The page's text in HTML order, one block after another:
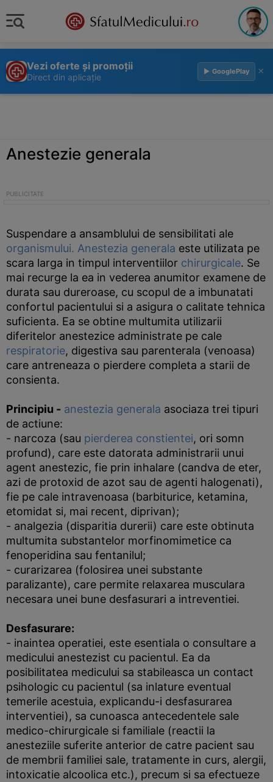
Vezi oferte și promoții
Direct din aplicație
▶ GooglePlay ×
Anestezie generala
Suspendare a ansamblului de sensibilitati ale
organismului. Anestezia generala este utilizata pe
scara larga in timpul interventiilor chirurgicale. Se
mai recurge la ea in vederea anumitor examene de
durata sau dureroase, cu scopul de a imbunatati
confortul pacientului si a asigura o calitate tehnica
suficienta. Ea se obtine multumita utilizarii
diferitelor anestezice administrate pe cale
respiratorie, digestiva sau parenterala (venoasa)
care antreneaza o pierdere completa a starii de
consienta.
Principiu - anestezia generala asociaza trei tipuri
de actiune:
- narcoza (sau pierderea constientei, ori somn
profund), care este datorata administrarii unui
agent anestezic, fie prin inhalare (candva de eter,
azi de protoxid de azot sau de agenti halogenati),
fie pe cale intravenoasa (barbiturice, ketamina,
etomidat si, mai recent, diprivan);
- analgezia (disparitia durerii) care este obtinuta
multumita substantelor morfinomimetice ca
fenoperidina sau fentanilul;
- curarizarea (folosirea unei substante
paralizante), care permite relaxarea musculara
necesara unei bune desfasurari a intreventiei.
Desfasurare:
- inaintea operatiei, este esentiala o consultare a
medicului anestezist cu pacientul. Ea da
posibilitatea medicului sa stabileasca un contact
psihologic cu pacientul (sa inlature eventual
temerile acestuia, explicandu-i desfasurarea
interventiei), sa cunoasca antecedentele sale
medico-chirurgicale si familiale (reactii la
anesteziile suferite anterior de catre pacient sau
de membrii familiei sale, tratamente in curs, alergii,
intoxicatie alcoolica etc.), precum si sa efectueze